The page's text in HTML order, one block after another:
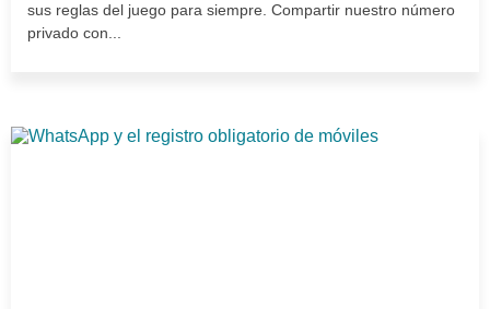
sus reglas del juego para siempre. Compartir nuestro número
privado con...